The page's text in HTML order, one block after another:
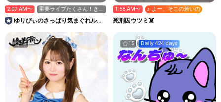
2:07 AM〜
重要ライブたくさん！きて
ね！
ゆりぴぃのさっぱり気まぐれルー
1:56 AM〜 ♪ よー、そこの若いの
死刑囚ウツミ☠️
15 15 Daily 424 days